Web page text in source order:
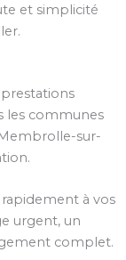
et simplicité
les communes
sur-
à vos
urgent, un
complet.